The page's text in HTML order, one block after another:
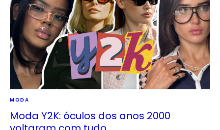
MODA
Moda Y2K: óculos dos anos 2000